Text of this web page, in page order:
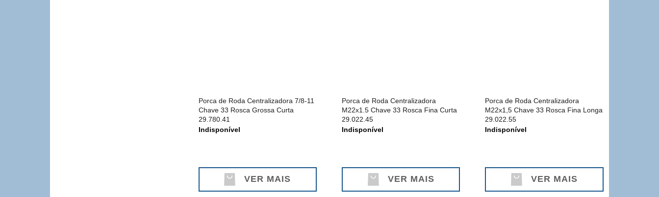
Porca de Roda Centralizadora 7/8-11
Chave 33 Rosca Grossa Curta
29.780.41
Indisponível
VER MAIS
Porca de Roda Centralizadora
M22x1.5 Chave 33 Rosca Fina Curta
29.022.45
Indisponível
VER MAIS
Porca de Roda Centralizadora
M22x1,5 Chave 33 Rosca Fina Longa
29.022.55
Indisponível
VER MAIS